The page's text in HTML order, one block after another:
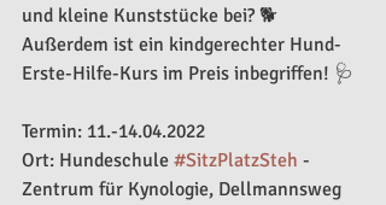
und kleine Kunststücke bei? 🐕
Außerdem ist ein kindgerechter Hund-
Erste-Hilfe-Kurs im Preis inbegriffen! 🩺
Termin: 11.-14.04.2022
Ort: Hundeschule #SitzPlatzSteh -
Zentrum für Kynologie, Dellmannsweg